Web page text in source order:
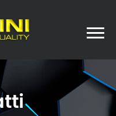
Toggle